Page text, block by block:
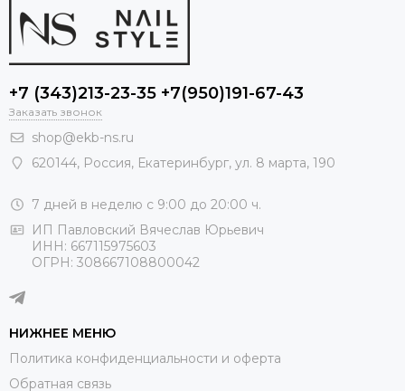
+7 (343)213-23-35 +7(950)191-67-43
Заказать звонок
shop@ekb-ns.ru
620144, Россия, Екатеринбург, ул. 8 марта, 190
7 дней в неделю с 9:00 до 20:00 ч.
ИП Павловский Вячеслав Юрьевич
ИНН: 667115975603
ОГРН: 308667108800042
НИЖНЕЕ МЕНЮ
Политика конфиденциальности и оферта
Обратная связь